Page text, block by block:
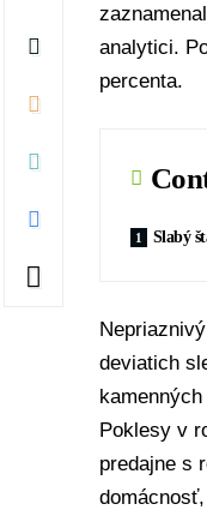
analytici.
percenta.
Slabý
deviatich
Poklesy v
predajne s